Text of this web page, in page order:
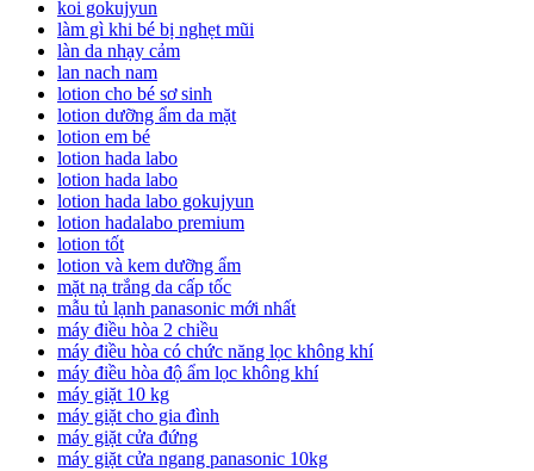
koi gokujyun
làm gì khi bé bị nghẹt mũi
làn da nhạy cảm
lan nach nam
lotion cho bé sơ sinh
lotion dưỡng ẩm da mặt
lotion em bé
lotion hada labo
lotion hada labo
lotion hada labo gokujyun
lotion hadalabo premium
lotion tốt
lotion và kem dưỡng ẩm
mặt nạ trắng da cấp tốc
mẫu tủ lạnh panasonic mới nhất
máy điều hòa 2 chiều
máy điều hòa có chức năng lọc không khí
máy điều hòa độ ẩm lọc không khí
máy giặt 10 kg
máy giặt cho gia đình
máy giặt cửa đứng
máy giặt cửa ngang panasonic 10kg